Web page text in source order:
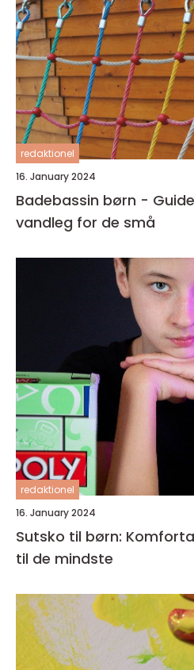
redaktionel
16. January 2024
Badebassin børn -
vandleg for de små
redaktionel
16. January 2024
Sutsko til børn:
til de mindste